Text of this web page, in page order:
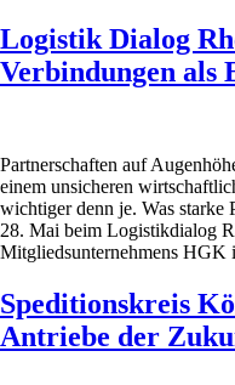
Logistik Dialog
Verbindungen als
Partnerschaften auf
einem unsicheren
wichtiger denn je. Was starke
28. Mai beim Logistikdialog
Mitgliedsunternehmens HGK
Speditionskreis
Antriebe der